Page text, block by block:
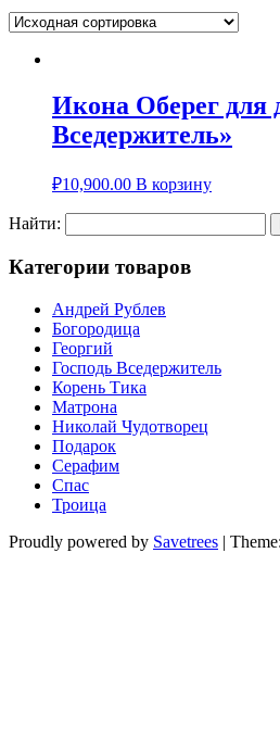
Икона Оберег для
Вседержитель»
₽10,900.00 В корзину
Найти:
Категории товаров
Андрей Рублев
Богородица
Георгий
Господь Вседержитель
Корень Тика
Матрона
Николай Чудотворец
Подарок
Серафим
Спас
Троица
Proudly powered by Savetrees | Theme: